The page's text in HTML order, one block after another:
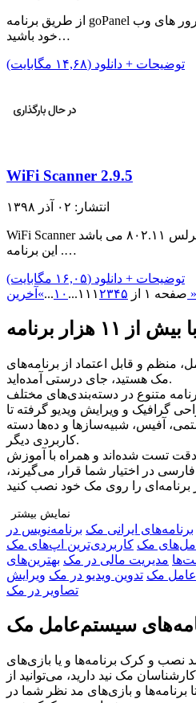
از طریق برنامه goPanel قادر به نگهداری و مدیریت سرور های وب
خود باشید…
توضیحات + دانلود (۱۴,۶۸ مگابایت)
WiFi Scanner 2.9.5
انتشار: ۰۲ آذر ۱۳۹۸
WiFi Scanner یک اسکنر و مدیریت اتصال وایرلس ۸۰۲.۱۱ می باشد
. این برنامه…
توضیحات + دانلود (۱۶,۰۵ مگابایت)
صفحه ۱ از ۱۱
۱۲۳۴۵ ... ۱۰...
» آخرین »
هزار برنامه
منظم و قابل اعتماد از برنامه‌های
مک هستید، جای درستی آمده‌اید.
بیش از ۱۱ هزار برنامه متنوع در دسته‌بندی‌های مختلف
گرافیک و ویرایش ویدیو گرفته تا
آفیس، شبیه‌سازها و ده‌ها دسته
کاربردی دیگر.
دقت تست شده‌اند و همراه با آموزش
در اختیار شما قرار می‌گیرند،
چرا مک نید را انتخاب کنید؟
🔹 تنوع بی‌نظیر: دسترسی به هزاران برنامه در دسته‌بندی‌های
مختلف برای هر نوع نیاز
🔹 راهنمای نصب کامل: آموزش قدم‌به‌قدم متنی و ویدیویی برای هر
برنامه
🔹 پشتیبانی اختصاصی و نصب رایگان: اگر به مشکلی برخوردید، تیم
ما همراه شماست
تجربه‌ها و پرسش و پاسخ
🔹 بروزرسانی مداوم: اضافه شدن برنامه‌های جدید و محبوب
به‌صورت منظم
نمایش بیشتر
برنامه‌های ایرانی مک برنامه‌نویس در
مک کاربردی‌ترین اپ‌های مک
مدیریت مالی در مک بهترین‌های
مک تدوین ویدیو در مک ویرایش
تصاویر در مک
سیستم‌عامل مک
و کرک برنامه‌ها و یا بازی‌های
مک نید دارید، می‌توانید از
برنامه‌ها و بازی‌های مد نظر شما در